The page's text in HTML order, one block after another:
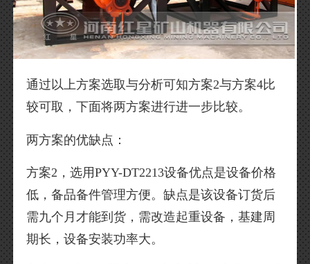
通过以上方案选取与分析可知方案2与方案4比
较可取，下面将两方案进行进一步比较。
两方案的优缺点：
方案2，选用PYY-DT2213设备优点是设备价格
低，备品备件管理方便。缺点是该设备订货后
需九个月才能到货，需改造起重设备，基建周
期长，设备安装功率大。